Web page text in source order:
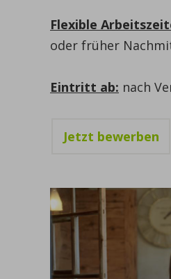
Flexible
oder früher
Eintritt ab: nach
Jetzt bewerben